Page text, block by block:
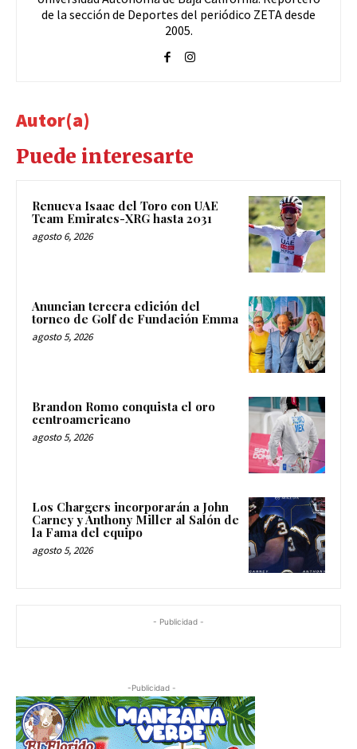
de la sección de Deportes del periódico ZETA desde
2005.
Autor(a)
Puede interesarte
Renueva Isaac del Toro con UAE
Team Emirates-XRG hasta 2031
agosto 6, 2026
Anuncian tercera edición del
torneo de Golf de Fundación Emma
agosto 5, 2026
Brandon Romo conquista el oro
centroamericano
agosto 5, 2026
Los Chargers incorporarán a John
Carney y Anthony Miller al Salón de
la Fama del equipo
agosto 5, 2026
- Publicidad -
-Publicidad -